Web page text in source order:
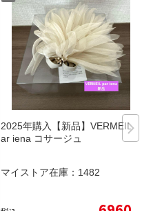
2025年購入【新品】VERMEIL p
ar iena コサージュ
マイストア在庫： 1482